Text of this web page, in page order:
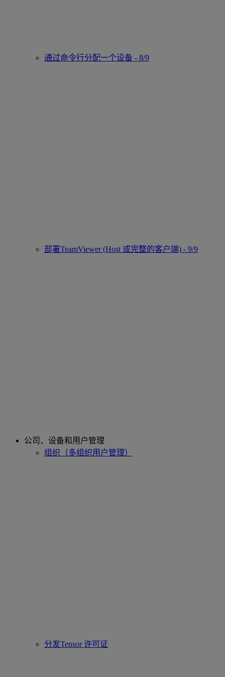
通过命令行分配一个设备 - 8/9
部署TeamViewer (Host 或完整的客户端) - 9/9
公司、设备和用户管理
组织（多组织用户管理）
分发Tensor 许可证